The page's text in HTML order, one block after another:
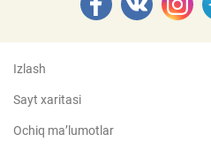
Izlash
Sayt xaritasi
Ochiq ma’lumotlar